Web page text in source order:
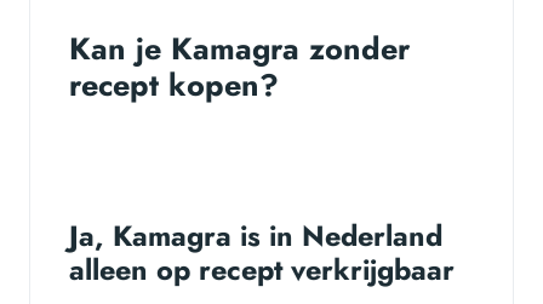
Kan je Kamagra zonder
recept kopen?
Ja, Kamagra is in Nederland
alleen op recept verkrijgbaar